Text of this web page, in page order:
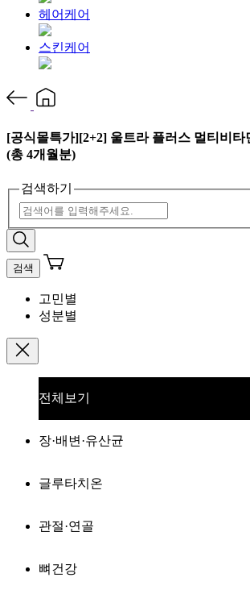
헤어케어
스킨케어
[공식몰특가][2+2] 울트라 플러스 멀티비
(총 4개월분)
검색하기
검색
고민별
성분별
전체보기
장·배변·유산균
글루타치온
관절·연골
뼈건강